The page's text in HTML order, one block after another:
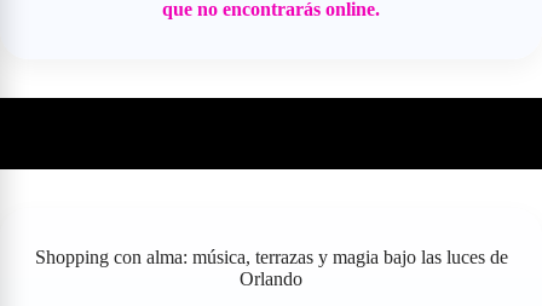
que no encontrarás online.
Shopping con alma: música, terrazas y magia bajo las luces de
Orlando